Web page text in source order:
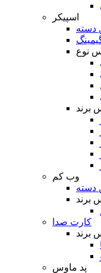
اسپیکر
دسته
نوع
برند
وب کم
دسته
برند
کارت صدا
برند
پد ماوس